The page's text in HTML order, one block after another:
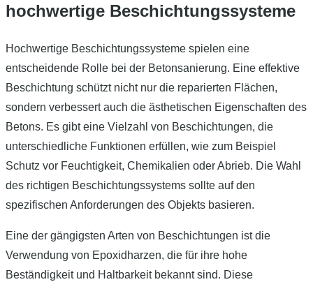
hochwertige Beschichtungssysteme
Hochwertige Beschichtungssysteme spielen eine
entscheidende Rolle bei der Betonsanierung. Eine effektive
Beschichtung schützt nicht nur die reparierten Flächen,
sondern verbessert auch die ästhetischen Eigenschaften des
Betons. Es gibt eine Vielzahl von Beschichtungen, die
unterschiedliche Funktionen erfüllen, wie zum Beispiel
Schutz vor Feuchtigkeit, Chemikalien oder Abrieb. Die Wahl
des richtigen Beschichtungssystems sollte auf den
spezifischen Anforderungen des Objekts basieren.
Eine der gängigsten Arten von Beschichtungen ist die
Verwendung von Epoxidharzen, die für ihre hohe
Beständigkeit und Haltbarkeit bekannt sind. Diese